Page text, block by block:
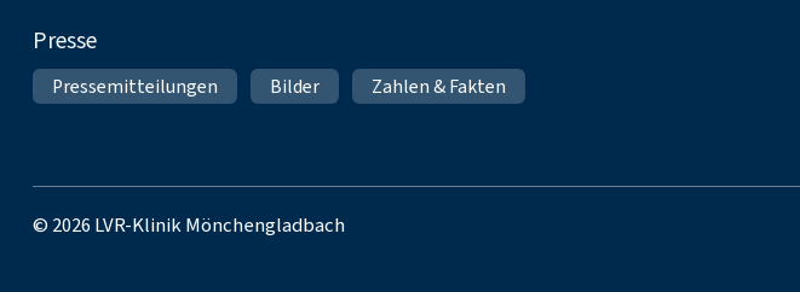
Presse
Pressemitteilungen Bilder Zahlen & Fakten
© 2026 LVR-Klinik Mönchengladbach